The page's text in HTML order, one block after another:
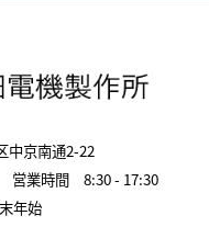
中京南通2-22
営業時間 8:30 - 17:30
年始